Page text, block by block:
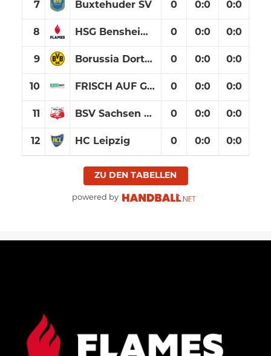
7 Buxtehuder SV 0 0:0 0:0
8 HSG Bensheim/Auerbach 0 0:0 0:0
9 Borussia Dortmund 0 0:0 0:0
10 FRISCH AUF Göppingen 0 0:0 0:0
BSV Sachsen Zwickau 0 0:0 0:0
12 HC Leipzig 0 0:0 0:0
ZU DEN TABELLEN
powered by